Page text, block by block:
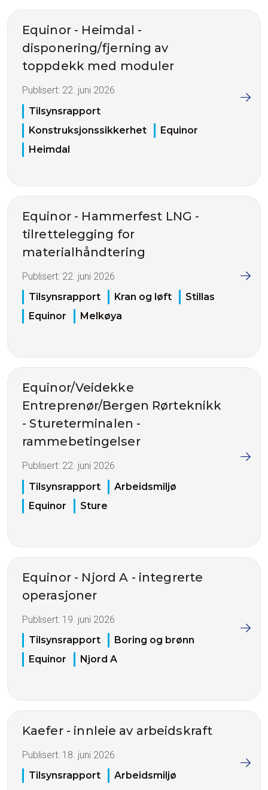
Equinor - Heimdal -
disponering/fjerning av
toppdekk med moduler
Publisert: 22. juni 2026
Tilsynsrapport
Konstruksjonssikkerhet
Equinor
Heimdal
Equinor - Hammerfest LNG -
tilrettelegging for
materialhåndtering
Publisert: 22. juni 2026
Tilsynsrapport
Kran og løft
Stillas
Equinor
Melkøya
Equinor/Veidekke
Entreprenør/Bergen Rørteknikk
- Stureterminalen -
rammebetingelser
Publisert: 22. juni 2026
Tilsynsrapport
Arbeidsmiljø
Equinor
Sture
Equinor - Njord A - integrerte
operasjoner
Publisert: 19. juni 2026
Tilsynsrapport
Boring og brønn
Equinor
Njord A
Kaefer - innleie av arbeidskraft
Publisert: 18. juni 2026
Tilsynsrapport
Arbeidsmiljø